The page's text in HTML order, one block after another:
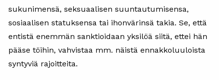
sukunimensä, seksuaalisen suuntautumisensa,
sosiaalisen statuksensa tai ihonvärinsä takia. Se, että
entistä enemmän sanktioidaan yksilöä siitä, ettei hän
pääse töihin, vahvistaa mm. näistä ennakkoluuloista
syntyviä rajoitteita.